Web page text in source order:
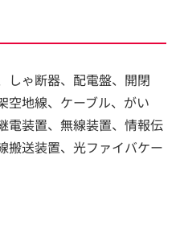
しゃ断器、配電盤、開閉
空地線、ケーブル、がい
電装置、無線装置、情報伝
搬送装置、光ファイバケー